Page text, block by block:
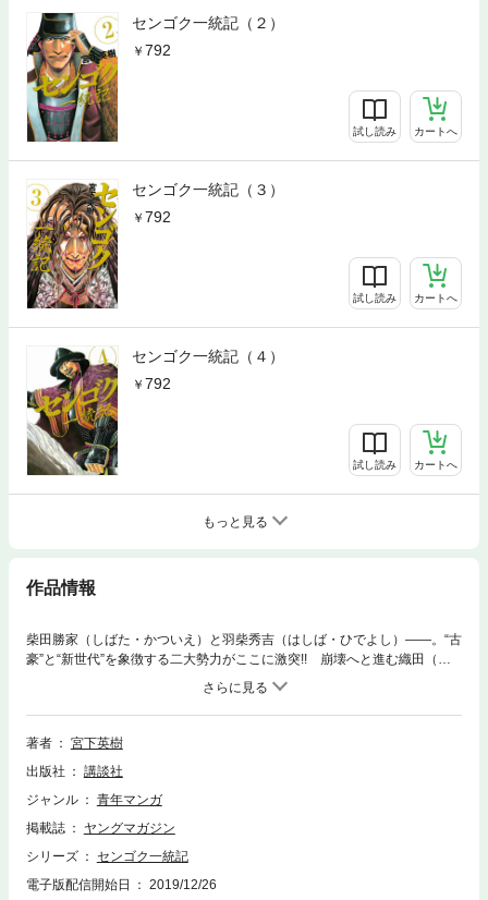
センゴク一統記（２）
792
試し読み カートへ
センゴク一統記（３）
792
試し読み カートへ
センゴク一統記（４）
792
試し読み カートへ
もっと見る
作品情報
柴田勝家（しばた・かついえ）と羽柴秀吉（はしば・ひでよし）――。“古
豪”と“新世代”を象徴する二大勢力がここに激突!! 崩壊へと進む織田（お
だ）家を、再び強固に束ねるのか、それとも利用するのか……信長の次な
る支配者は、賤ヶ岳（しずがたけ）合戦から誕生する!!
著者
宮下英樹
出版社
講談社
ジャンル
青年マンガ
掲載誌
ヤングマガジン
シリーズ
センゴク一統記
電子版配信開始日
2019/12/26